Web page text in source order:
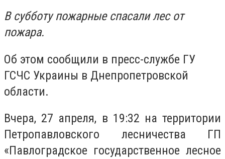
В субботу пожарные спасали лес от
пожара.
Об этом сообщили в пресс-службе ГУ
ГСЧС Украины в Днепропетровской
области.
Вчера, 27 апреля, в 19:32 на территории
Петропавловского лесничества ГП
«Павлоградское государственное лесное